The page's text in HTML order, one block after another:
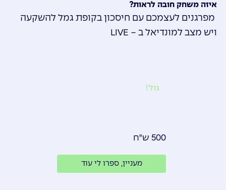
איזה משחק חובה לראות?
מפרגנים לעצמכם עם חיסכון בקופת גמל להשקעה
ויש מצב למונדיאל ב - LIVE
גול!
500 ש"ח
מעניין, ספרו לי עוד